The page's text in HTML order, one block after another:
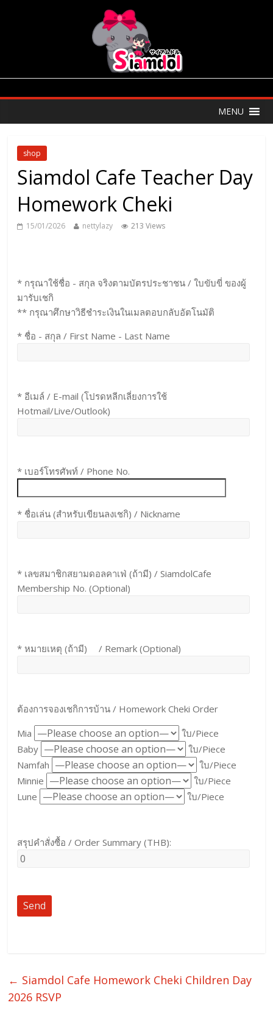
MENU
shop
Siamdol Cafe Teacher Day
Homework Cheki
15/01/2026 nettylazy 213 Views
* กรุณาใช้ชื่อ - สกุล จริงตามบัตรประชาชน / ใบขับขี่ ของผู้
มารับเชกิ
** กรุณาศึกษาวิธีชำระเงินในเมลตอบกลับอัตโนมัติ
* ชื่อ - สกุล / First Name - Last Name
* อีเมล์ / E-mail (โปรดหลีกเลี่ยงการใช้
Hotmail/Live/Outlook)
* เบอร์โทรศัพท์ / Phone No.
* ชื่อเล่น (สำหรับเขียนลงเชกิ) / Nickname
* เลขสมาชิกสยามดอลคาเฟ่ (ถ้ามี) / SiamdolCafe
Membership No. (Optional)
* หมายเหตุ (ถ้ามี) / Remark (Optional)
ต้องการจองเชกิการบ้าน / Homework Cheki Order
Mia
ใบ/Piece
Baby
ใบ/Piece
Namfah
ใบ/Piece
Minnie
ใบ/Piece
Lune
ใบ/Piece
สรุปคำสั่งซื้อ / Order Summary (THB):
← Siamdol Cafe Homework Cheki Children Day
2026 RSVP